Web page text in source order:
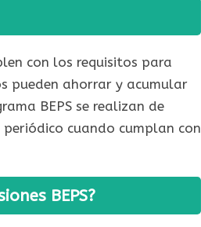
con los requisitos para
pueden ahorrar y acumular
BEPS se realizan de
cuando cumplan con
BEPS?